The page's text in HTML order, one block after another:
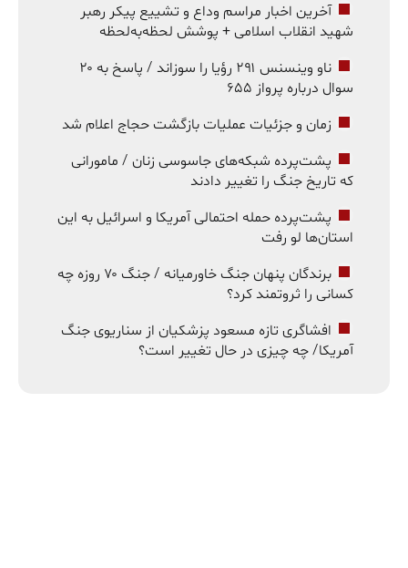
آخرین اخبار مراسم وداع و تشییع پیکر رهبر
شهید انقلاب اسلامی + پوشش لحظه‌به‌لحظه
ناو وینسنس ۲۹۱ رؤیا را سوزاند / پاسخ به ۲۰
سوال درباره پرواز ۶۵۵
زمان و جزئیات عملیات بازگشت حجاج اعلام شد
پشت‌پرده شبکه‌های جاسوسی زنان / مامورانی
که تاریخ جنگ را تغییر دادند
پشت‌پرده حمله احتمالی آمریکا و اسرائیل به این
استان‌ها لو رفت
برندگان پنهان جنگ خاورمیانه / جنگ ۷۰ روزه چه
کسانی را ثروتمند کرد؟
افشاگری تازه مسعود پزشکیان از سناریوی جنگ
آمریکا/ چه چیزی در حال تغییر است؟